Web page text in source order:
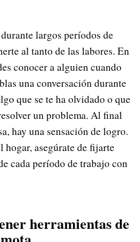
largos períodos de
al tanto de las labores. En
conocer a alguien cuando
una conversación durante
que se te ha olvidado o que
un problema. Al final
hay una sensación de logro.
hogar, asegúrate de fijarte
cada período de trabajo con
herramientas de